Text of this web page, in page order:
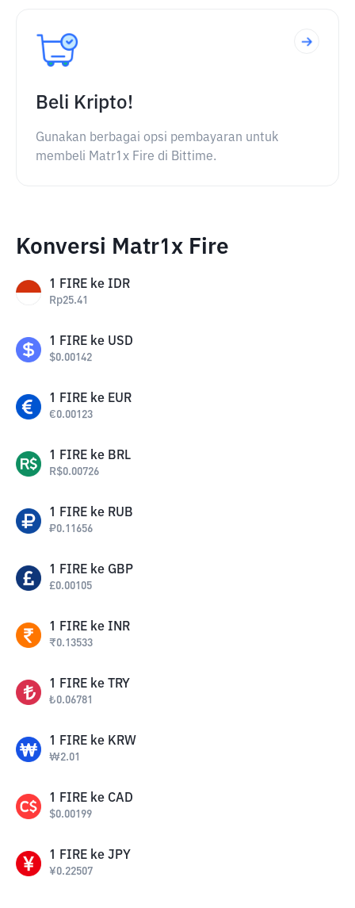
Beli Kripto!
Gunakan berbagai opsi pembayaran untuk
membeli Matr1x Fire di Bittime.
Konversi Matr1x Fire
1 FIRE ke IDR
Rp25.41
1 FIRE ke USD
$0.00142
1 FIRE ke EUR
€0.00123
1 FIRE ke BRL
R$0.00726
1 FIRE ke RUB
₽0.11656
1 FIRE ke GBP
£0.00105
1 FIRE ke INR
₹0.13533
1 FIRE ke TRY
₺0.06781
1 FIRE ke KRW
₩2.01
1 FIRE ke CAD
$0.00199
1 FIRE ke JPY
¥0.22507